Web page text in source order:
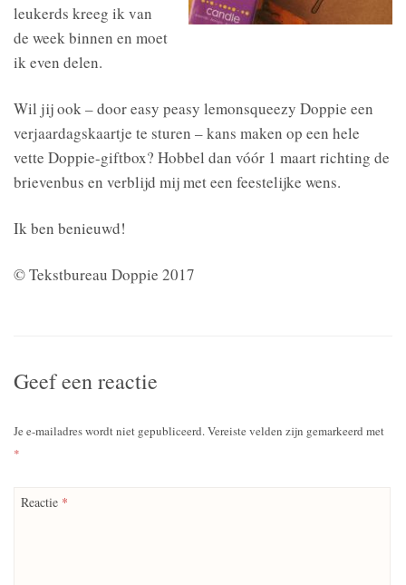
leukerds kreeg ik van
de week binnen en moet
ik even delen.
Wil jij ook – door easy peasy lemonsqueezy Doppie een
verjaardagskaartje te sturen – kans maken op een hele
vette Doppie-giftbox? Hobbel dan vóór 1 maart richting de
brievenbus en verblijd mij met een feestelijke wens.
Ik ben benieuwd!
© Tekstbureau Doppie 2017
Geef een reactie
Je e-mailadres wordt niet gepubliceerd.Vereiste velden zijn gemarkeerd met
*
Reactie *